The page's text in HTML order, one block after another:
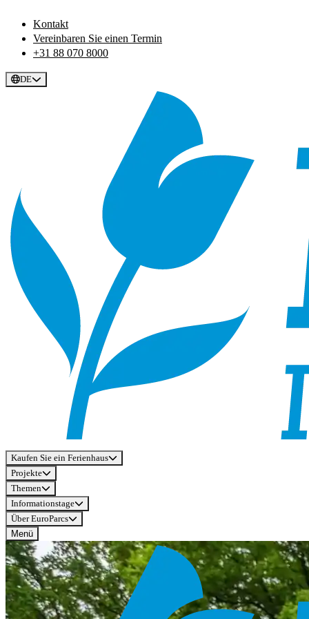
Kontakt
Vereinbaren Sie einen Termin
+31 88 070 8000
DE
Kaufen Sie ein Ferienhaus
Projekte
Themen
Informationstage
Über EuroParcs
Menü